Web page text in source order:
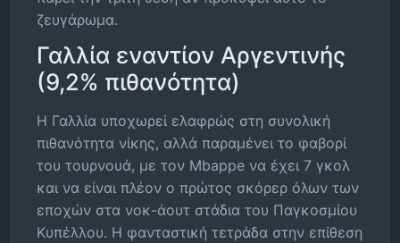
ζευγάρωμα.
Γαλλία εναντίον Αργεντινής
(9,2% πιθανότητα)
Η Γαλλία υποχωρεί ελαφρώς στη συνολική
πιθανότητα νίκης, αλλά παραμένει το φαβορί
του τουρνουά, με τον Mbappe να έχει 7 γκολ
και να είναι πλέον ο πρώτος σκόρερ όλων των
εποχών στα νοκ-άουτ στάδια του Παγκοσμίου
Κυπέλλου. Η φανταστική τετράδα στην επίθεση